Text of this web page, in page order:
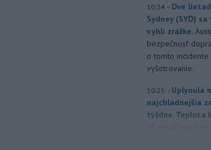
10:34 - Dve
Sydney (SYD)
vyhli zrážke.
bezpečnosť
o tomto incidente
vyšetrovanie.
10:25 - Uplynulá
najchladnejšia
týždne. Teplota